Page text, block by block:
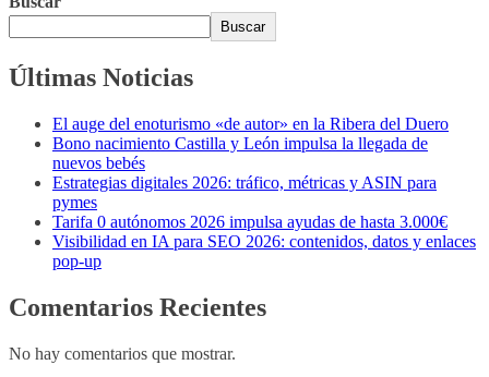
Buscar
Últimas Noticias
El auge del enoturismo «de autor» en la Ribera del Duero
Bono nacimiento Castilla y León impulsa la llegada de
nuevos bebés
Estrategias digitales 2026: tráfico, métricas y ASIN para
pymes
Tarifa 0 autónomos 2026 impulsa ayudas de hasta 3.000€
Visibilidad en IA para SEO 2026: contenidos, datos y enlaces
pop-up
Comentarios Recientes
No hay comentarios que mostrar.